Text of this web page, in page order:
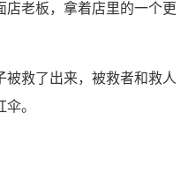
老板，拿着店里的一个更
救了出来，被救者和救人
。